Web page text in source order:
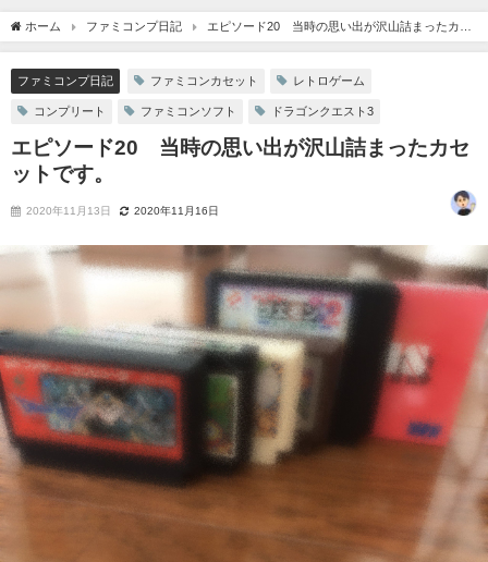
ホーム ファミコンプ日記
エピソード20 当時の思い出が沢山詰まったカセ
ットです。
ファミコンプ日記 ファミコンカセット レトロゲーム
コンプリート ファミコンソフト ドラゴンクエスト3
エピソード20 当時の思い出が沢山詰まったカセ
ットです。
2020年11月13日 2020年11月16日